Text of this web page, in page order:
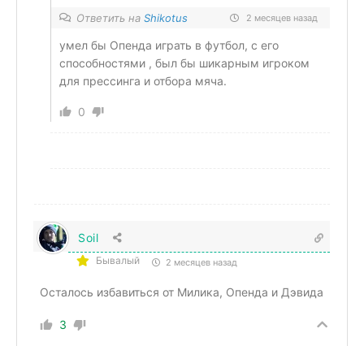
Ответить на Shikotus 2 месяцев назад
умел бы Опенда играть в футбол, с его
способностями , был бы шикарным игроком
для прессинга и отбора мяча.
0
Soil
Бывалый 2 месяцев назад
Осталось избавиться от Милика, Опенда и Дэвида
3